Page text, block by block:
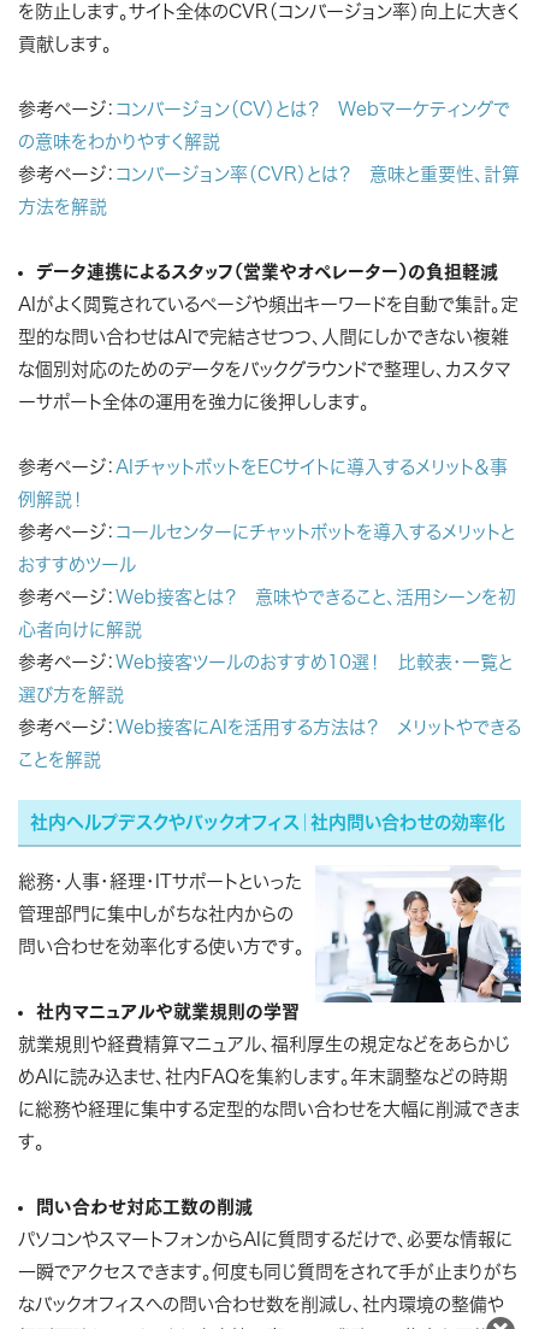
を防止します。サイト全体のCVR（コンバージョン率）向上に大きく
貢献します。
参考ページ： コンバージョン（CV）とは？ Webマーケティングで
の意味をわかりやすく解説
参考ページ： コンバージョン率（CVR）とは？ 意味と重要性、計算
方法を解説
データ連携によるスタッフ（営業やオペレーター）の負担軽減
AIがよく閲覧されているページや頻出キーワードを自動で集計。定
型的な問い合わせはAIで完結させつつ、人間にしかできない複雑
な個別対応のためのデータをバックグラウンドで整理し、カスタマ
ーサポート全体の運用を強力に後押しします。
参考ページ： AIチャットボットをECサイトに導入するメリット＆事
例解説！
参考ページ： コールセンターにチャットボットを導入するメリットと
おすすめツール
参考ページ： Web接客とは？ 意味やできること、活用シーンを初
心者向けに解説
参考ページ： Web接客ツールのおすすめ10選！ 比較表・一覧と
選び方を解説
参考ページ： Web接客にAIを活用する方法は？ メリットやできる
ことを解説
社内ヘルプデスクやバックオフィス｜社内問い合わせの効率化
総務・人事・経理・ITサポートといった
管理部門に集中しがちな社内からの
問い合わせを効率化する使い方です。
社内マニュアルや就業規則の学習
就業規則や経費精算マニュアル、福利厚生の規定などをあらかじ
めAIに読み込ませ、社内FAQを集約します。年末調整などの時期
に総務や経理に集中する定型的な問い合わせを大幅に削減できま
す。
問い合わせ対応工数の削減
パソコンやスマートフォンからAIに質問するだけで、必要な情報に
一瞬でアクセスできます。何度も同じ質問をされて手が止まりがち
なバックオフィスへの問い合わせ数を削減し、社内環境の整備や